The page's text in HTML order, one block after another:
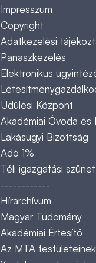
Impresszum
Copyright
Adatkezelési
Panaszkezelés
Elektronikus
Üdülési Központ
Akadémiai Óvoda és
Lakásügyi Bizottság
Adó 1%
Téli igazgatási szünet
------------
Hírarchívum
Magyar Tudomány
Akadémiai Értesítő
Az MTA